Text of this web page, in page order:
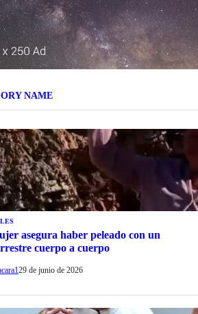
NAME
asegura haber peleado con un
cuerpo a cuerpo
29 de junio de 2026